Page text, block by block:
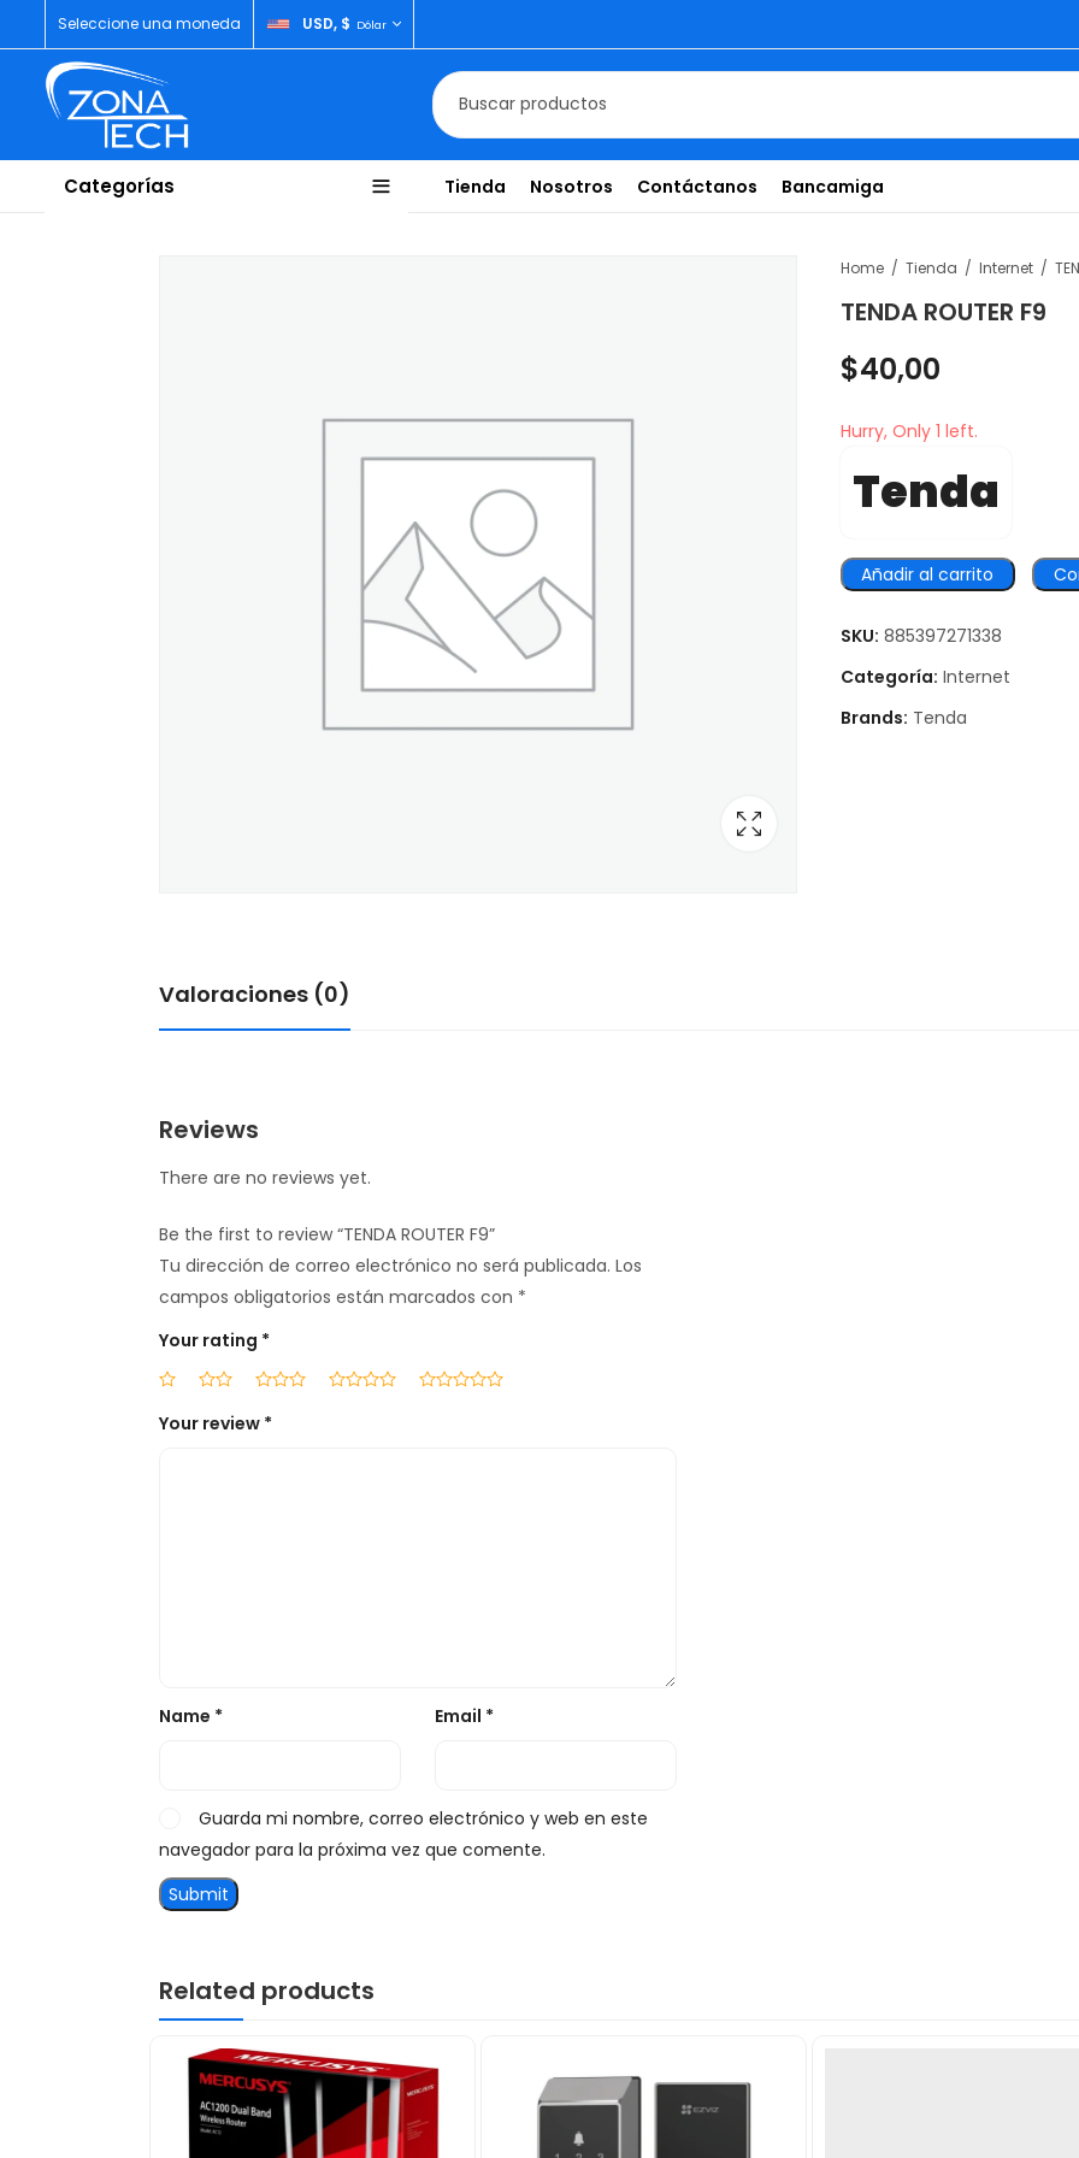
Seleccione una moneda USD, $ Dólar
Categorías Tienda Nosotros Contáctanos Bancamiga
Home Tienda Internet
TENDA ROUTER F9
$40,00
Hurry, Only 1 left.
Tenda
Añadir al carrito
SKU: 885397271338
Categoría: Internet
Brands: Tenda
Valoraciones (0)
Reviews
There are no reviews yet.
Be the first to review “TENDA ROUTER F9”
Tu dirección de correo electrónico no será publicada. Los
campos obligatorios están marcados con *
Your rating *
Your review *
Name * Email *
Guarda mi nombre, correo electrónico y web en este
navegador para la próxima vez que comente.
Related products